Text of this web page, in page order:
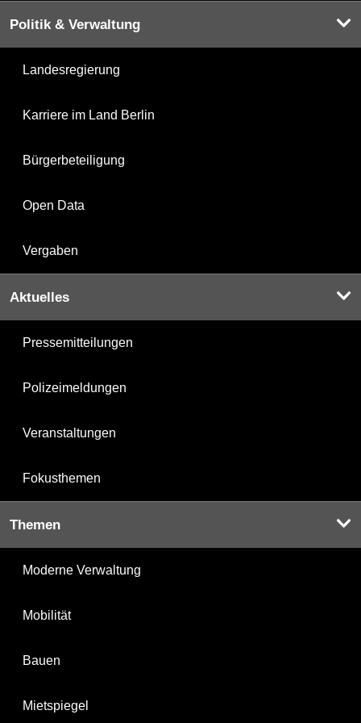
Politik & Verwaltung
Landesregierung
Karriere im Land Berlin
Bürgerbeteiligung
Open Data
Vergaben
Aktuelles
Pressemitteilungen
Polizeimeldungen
Veranstaltungen
Fokusthemen
Themen
Moderne Verwaltung
Mobilität
Bauen
Mietspiegel